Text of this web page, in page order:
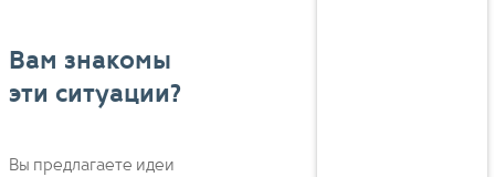
Вам знакомы
эти ситуации?
Вы предлагаете идеи